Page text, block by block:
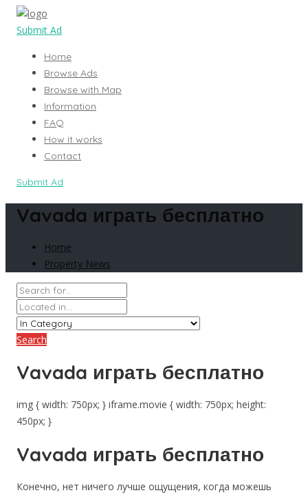
Submit Ad
Home
Browse Ads
Browse with Map
Information
FAQ
How it works
Contact
Submit Ad
Vavada играть бесплатно
Home
Property News
Search
Vavada играть бесплатно
img { width: 750px; } iframe.movie { width: 750px; height:
450px; }
Vavada играть бесплатно
Конечно, нет ничего лучше ощущения, когда можешь